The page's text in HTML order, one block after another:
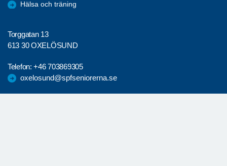
Hälsa och träning
Torggatan 13
613 30 OXELÖSUND
Telefon:+46 703869305
oxelosund@spfseniorerna.se